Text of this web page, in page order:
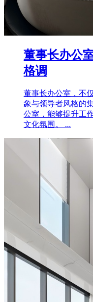
董事长办公
格调
董事长办公室，不
象与领导者风格的
公室，能够提升工
文化氛围。 ...